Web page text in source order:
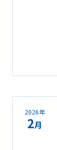
2026年
2月